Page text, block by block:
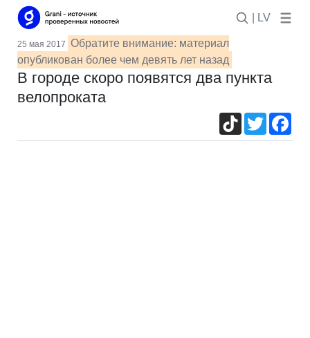
| LV
25 мая 2017 Обратите внимание: материал
опубликован более чем девять лет назад
В городе скоро появятся два пункта
велопроката
TikTokTwitter